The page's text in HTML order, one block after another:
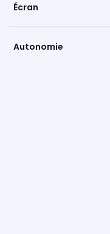
Écran
Autonomie